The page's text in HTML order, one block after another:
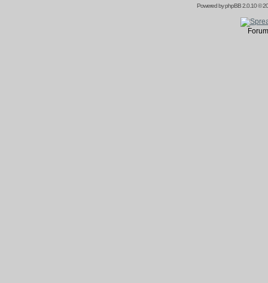
Powered byphpBB2.0.10 ©